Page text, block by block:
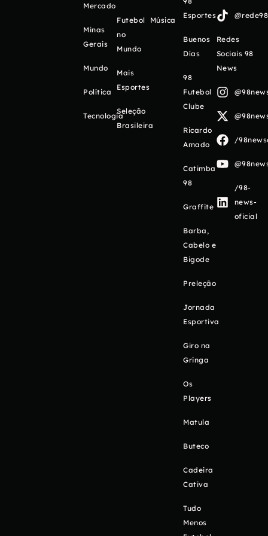
Mercado
Minas
Gerais
Mundo
Política
Tecnologia
Futebol
no
Mundo
Mais
Esportes
Seleção
Brasileira
Música
Esportes
Buenos
Días
98
Futebol
Clube
Ricardo
Amado
Catimba
98
Graffite
Barba,
Cabelo e
Bigode
Preleção
Jornada
Esportiva
Giro na
Gringa
Os
Players
Matula
Buteco
Cadeira
Cativa
Tudo
Menos
Redes
Sociais 98
News
/
/98-
news-
oficial